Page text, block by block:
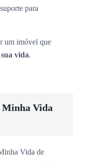
para
um imóvel que
vida.
Minha Vida
Vida de